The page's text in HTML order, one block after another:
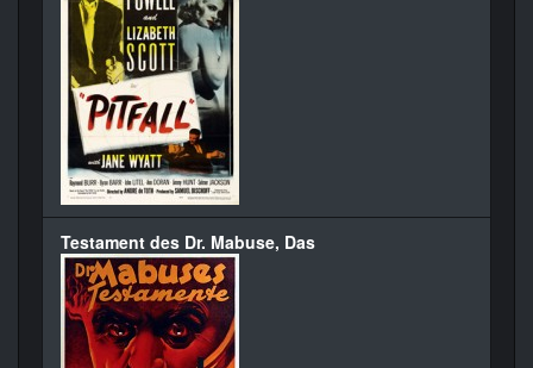
Testament des Dr. Mabuse, Das